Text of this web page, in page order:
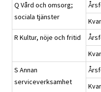
Q Vård och omsorg;
sociala tjänster
R Kultur, nöje och fritid
S Annan
serviceverksamhet